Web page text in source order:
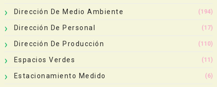
Dirección De Medio Ambiente (194)
Dirección De Personal (17)
Dirección De Producción (110)
Espacios Verdes (11)
Estacionamiento Medido (6)